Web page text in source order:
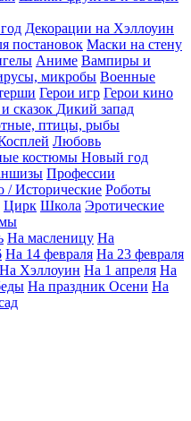
Декорации на Хэллоуин
постановок Маски на стену
Аниме Вампиры и
микробы Военные
Герои игр Герои кино
сказок Дикий запад
птицы, рыбы
Любовь
костюмы Новый год
Профессии
/ Исторические Роботы
Цирк Школа Эротические
На масленицу На
На 14 февраля На 23 февраля
На Хэллоуин На 1 апреля На
На праздник Осени На